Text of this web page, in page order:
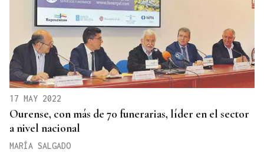
17 MAY 2022
Ourense, con más de 70 funerarias, líder en el sector
a nivel nacional
MARÍA SALGADO